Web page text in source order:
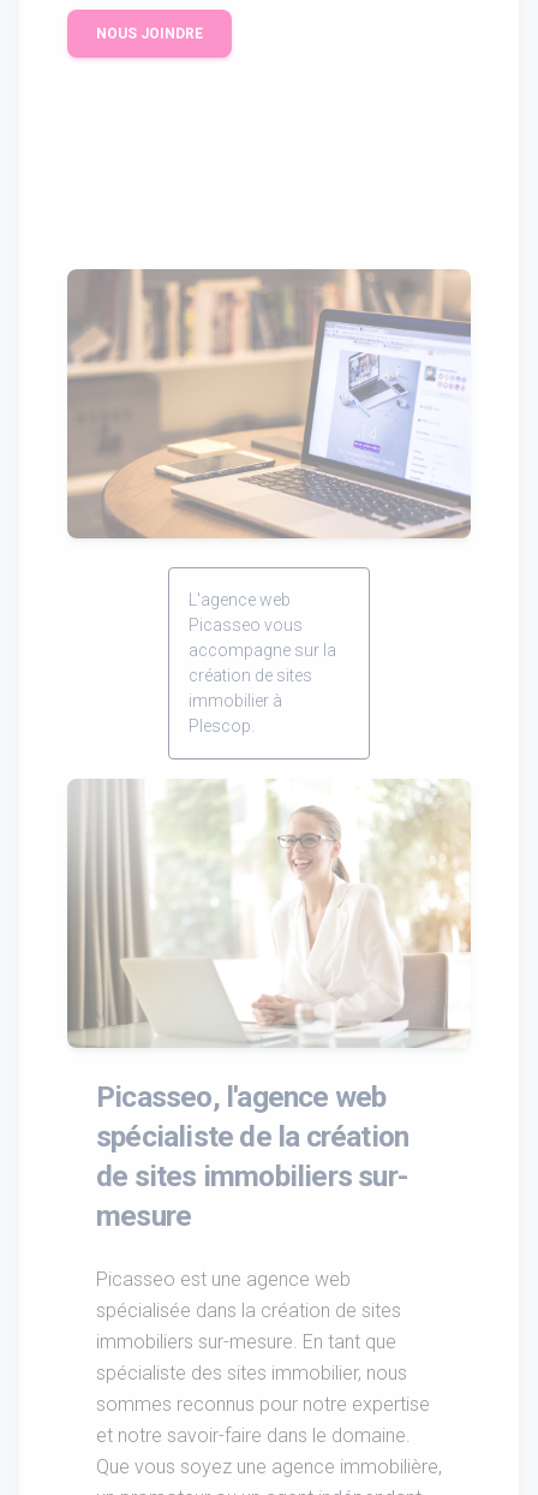
NOUS JOINDRE
L'agence web
Picasseo vous
accompagne sur la
création de sites
immobilier à
Plescop.
Picasseo, l'agence web
spécialiste de la création
de sites immobiliers sur-
mesure
Picasseo est une agence web
spécialisée dans la création de sites
immobiliers sur-mesure. En tant que
spécialiste des sites immobilier, nous
sommes reconnus pour notre expertise
et notre savoir-faire dans le domaine.
Que vous soyez une agence immobilière,